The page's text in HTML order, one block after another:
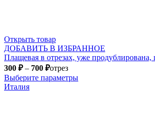
Открыть товар
ДОБАВИТЬ В ИЗБРАННОЕ
Плащевая в отрезах, уже продублирована,
300 ₽– 700 ₽отрез
Выберите параметры
Италия